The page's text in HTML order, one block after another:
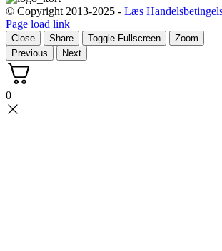
© Copyright 2013-2025 - Læs
Page load link
Close Share Toggle Fullscreen
Zoom
Previous
Next
0